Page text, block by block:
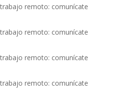
remoto: comunícate
remoto: comunícate
remoto: comunícate
remoto: comunícate